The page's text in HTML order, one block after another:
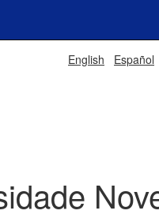
English Español